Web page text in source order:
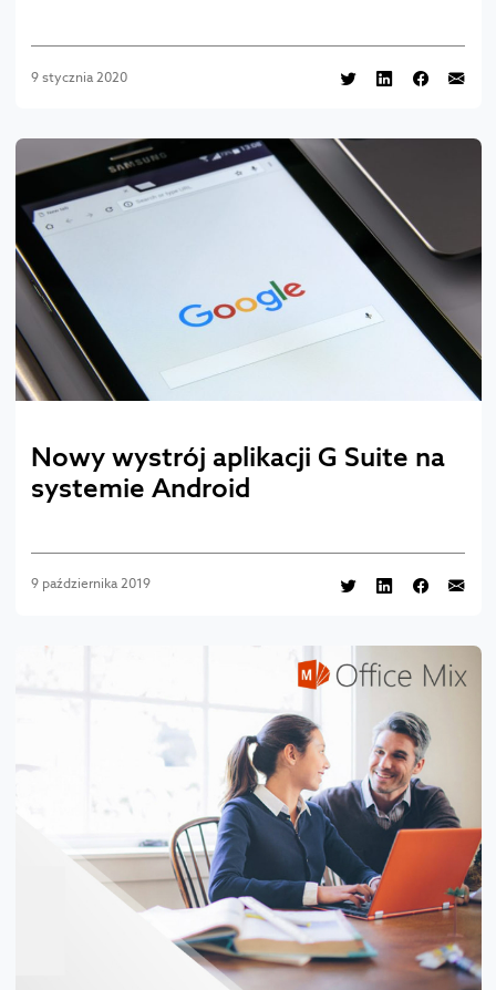
9 stycznia 2020
Nowy wystrój aplikacji G Suite na
systemie Android
9 października 2019